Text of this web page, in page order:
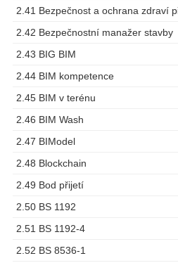
2.41 Bezpečnost a ochrana zdraví
2.42 Bezpečnostní manažer stavby
2.43 BIG BIM
2.44 BIM kompetence
2.45 BIM v terénu
2.46 BIM Wash
2.47 BIModel
2.48 Blockchain
2.49 Bod přijetí
2.50 BS 1192
2.51 BS 1192-4
2.52 BS 8536-1